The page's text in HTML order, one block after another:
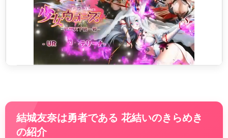
結城友奈は勇者である 花結いのきらめき
の紹介